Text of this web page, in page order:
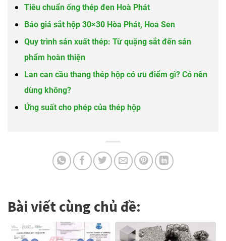
Tiêu chuẩn ống thép đen Hoà Phát
Báo giá sắt hộp 30×30 Hòa Phát, Hoa Sen
Quy trình sản xuất thép: Từ quặng sắt đến sản
phẩm hoàn thiện
Lan can cầu thang thép hộp có ưu điểm gì? Có nên
dùng không?
Ứng suất cho phép của thép hộp
Bài viết cùng chủ đề: